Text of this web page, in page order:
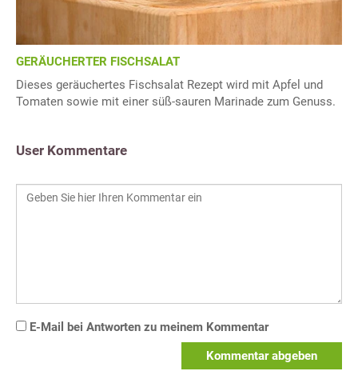
GERÄUCHERTER FISCHSALAT
Dieses geräuchertes Fischsalat Rezept wird mit Apfel und
Tomaten sowie mit einer süß-sauren Marinade zum Genuss.
User Kommentare
E-Mail bei Antworten zu meinem Kommentar
Kommentar abgeben